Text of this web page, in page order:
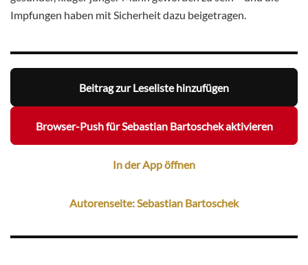
Impfungen haben mit Sicherheit dazu beigetragen.
Beitrag zur Leseliste hinzufügen
Browser-Push für Sebastian Bartoschek aktivieren
In der App öffnen
Autorenseite: Sebastian Bartoschek